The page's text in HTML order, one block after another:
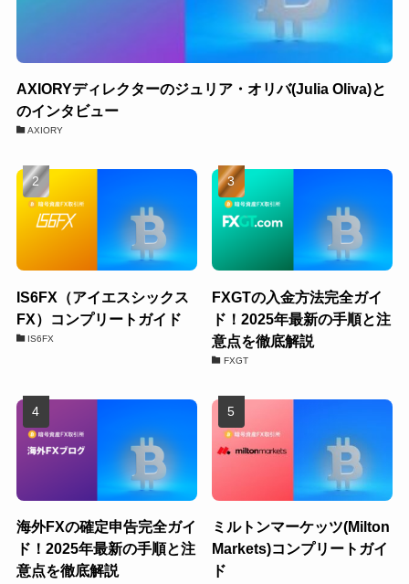
AXIORYディレクターのジュリア・オリバ(Julia Oliva)と
のインタビュー
AXIORY
IS6FX（アイエスシックス
FX）コンプリートガイド
IS6FX
FXGTの入金方法完全ガイ
ド！2025年最新の手順と注
意点を徹底解説
FXGT
海外FXの確定申告完全ガイ
ド！2025年最新の手順と注
意点を徹底解説
ミルトンマーケッツ(Milton
Markets)コンプリートガイ
ド